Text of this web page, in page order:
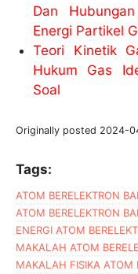
Dan
Energi Partikel
Teori Kinetik
Hukum Gas
Soal
Originally posted 2024-
Tags:
ATOM BERELEKTRON
ATOM BERELEKTRON
ENERGI ATOM
MAKALAH ATOM
MAKALAH FISIKA ATOM